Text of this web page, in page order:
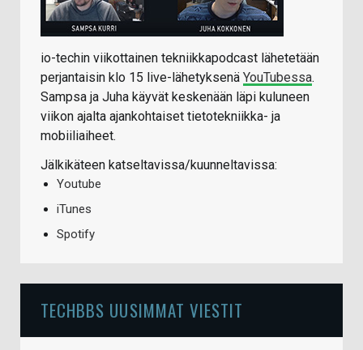
io-techin viikottainen tekniikkapodcast lähetetään
perjantaisin klo 15 live-lähetyksenä YouTubessa.
Sampsa ja Juha käyvät keskenään läpi kuluneen
viikon ajalta ajankohtaiset tietotekniikka- ja
mobiiliaiheet.
Jälkikäteen katseltavissa/kuunneltavissa:
Youtube
iTunes
Spotify
TECHBBS UUSIMMAT VIESTIT